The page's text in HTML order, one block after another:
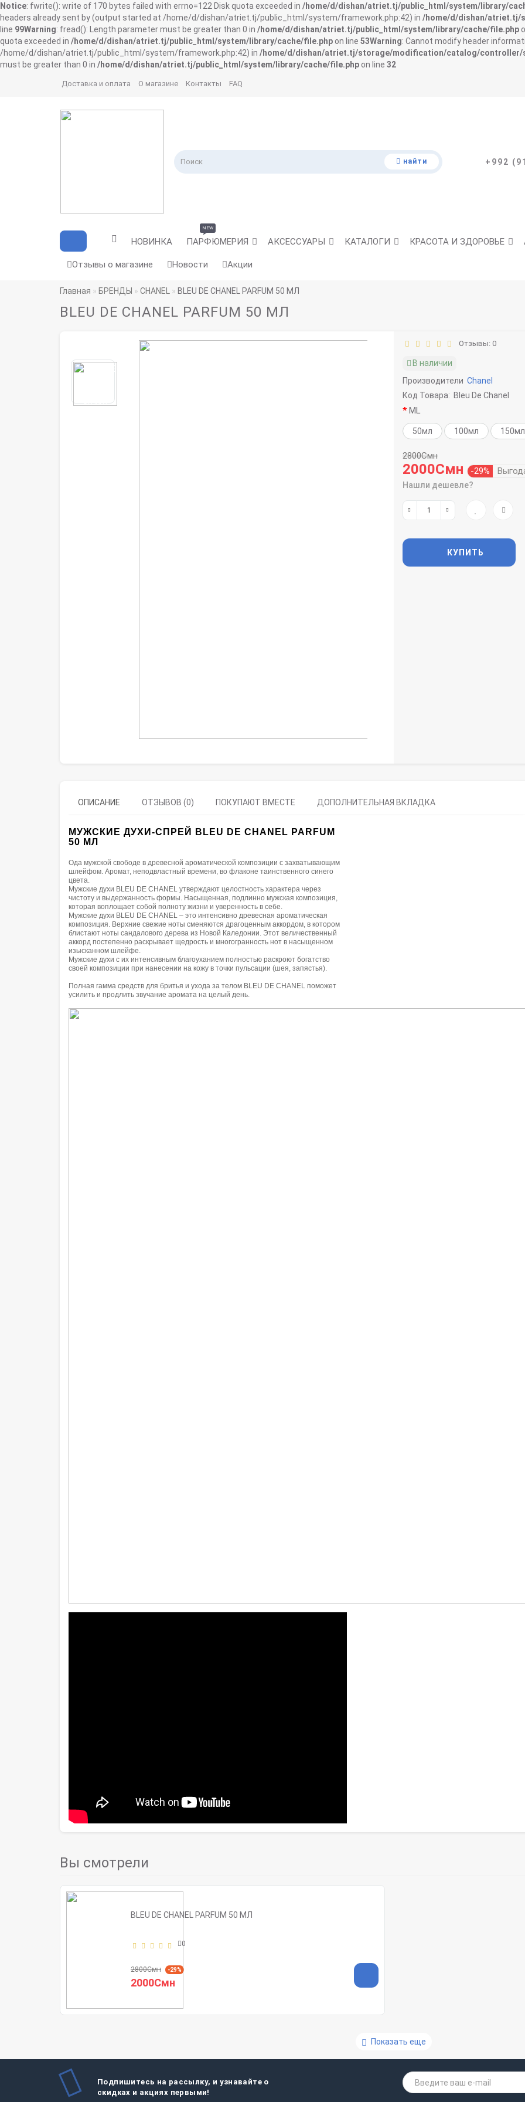
Notice: fwrite(): write of 170 bytes failed with errno=122 Disk quota exceeded in /home/d/dishan/atriet.tj/public_html/system/library/
headers already sent by (output started at /home/d/dishan/atriet.tj/public_html/system/framework.php:42) in /home/d/dishan/
line 99Warning: fread(): Length parameter must be greater than 0 in /home/d/dishan/atriet.tj/public_html/system/library/cache/file.php
quota exceeded in /home/d/dishan/atriet.tj/public_html/system/library/cache/file.php on line 53Warning: Cannot modify header
/home/d/dishan/atriet.tj/public_html/system/framework.php:42) in /home/d/dishan/atriet.tj/storage/modification/catalog/controller/
must be greater than 0 in /home/d/dishan/atriet.tj/public_html/system/library/cache/file.php on line 32
Доставка и оплата О магазине Контакты FAQ
найти +992
НОВИНКА ПАРФЮМЕРИЯ
NEW
АКСЕССУАРЫ КАТАЛОГИ КРАСОТА И ЗДОРОВЬЕ
Отзывы о магазине Новости Акции
Главная БРЕНДЫ CHANEL BLEU DE CHANEL PARFUM 50 МЛ
BLEU DE CHANEL PARFUM 50 МЛ
Отзывы: 0
В наличии
Производители Chanel
Код Товара: Bleu De Chanel
ML
50мл 100мл 150мл
2800Смн
2000Смн -29%
Нашли дешевле?
КУПИТЬ
ОПИСАНИЕ ОТЗЫВОВ (0) ПОКУПАЮТ ВМЕСТЕ ДОПОЛНИТЕЛЬНАЯ ВКЛАДКА
МУЖСКИЕ ДУХИ-СПРЕЙ BLEU DE CHANEL PARFUM
50 МЛ
Ода мужской свободе в древесной ароматической композиции с захватывающим
шлейфом. Аромат, неподвластный времени, во флаконе таинственного синего
цвета.
Мужские духи BLEU DE CHANEL утверждают целостность характера через
чистоту и выдержанность формы. Насыщенная, подлинно мужская композиция,
которая воплощает собой полноту жизни и уверенность в себе.
Мужские духи BLEU DE CHANEL – это интенсивно древесная ароматическая
композиция. Верхние свежие ноты сменяются драгоценным аккордом, в котором
блистают ноты сандалового дерева из Новой Каледонии. Этот величественный
аккорд постепенно раскрывает щедрость и многогранность нот в насыщенном
изысканном шлейфе.
Мужские духи с их интенсивным благоуханием полностью раскроют богатство
своей композиции при нанесении на кожу в точки пульсации (шея, запястья).
Полная гамма средств для бритья и ухода за телом BLEU DE CHANEL поможет
усилить и продлить звучание аромата на целый день.
Вы смотрели
BLEU DE CHANEL PARFUM 50 МЛ
0
2800Смн -29%
2000Смн
Показать еще
Подпишитесь на рассылку, и узнавайте о
скидках и акциях первыми!